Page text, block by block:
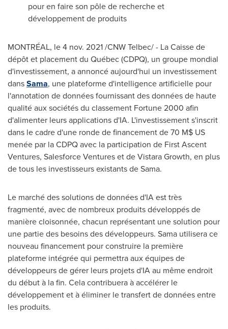
pour en faire son pôle de recherche et
développement de produits
MONTRÉAL, le 4 nov. 2021 /CNW Telbec/ - La Caisse de
dépôt et placement du Québec (CDPQ), un groupe mondial
d'investissement, a annoncé aujourd'hui un investissement
dansSama, une plateforme d'intelligence artificielle pour
l'annotation de données fournissant des données de haute
qualité aux sociétés du classement Fortune 2000 afin
d'alimenter leurs applications d'IA. L'investissement s'inscrit
dans le cadre d'une ronde de financement de 70 M$ US
menée par la CDPQ avec la participation de First Ascent
Ventures, Salesforce Ventures et de Vistara Growth, en plus
de tous les investisseurs existants de Sama.
Le marché des solutions de données d'IA est très
fragmenté, avec de nombreux produits développés de
manière cloisonnée, chacun représentant une solution pour
une partie des besoins des développeurs. Sama utilisera ce
nouveau financement pour construire la première
plateforme intégrée qui permettra aux équipes de
développeurs de gérer leurs projets d'IA au même endroit
du début à la fin. Cela contribuera à accélérer le
développement et à éliminer le transfert de données entre
les produits.